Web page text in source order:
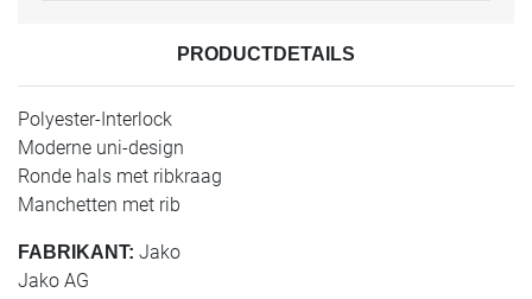
PRODUCTDETAILS
Polyester-Interlock
Moderne uni-design
Ronde hals met ribkraag
Manchetten met rib
FABRIKANT: Jako
Jako AG